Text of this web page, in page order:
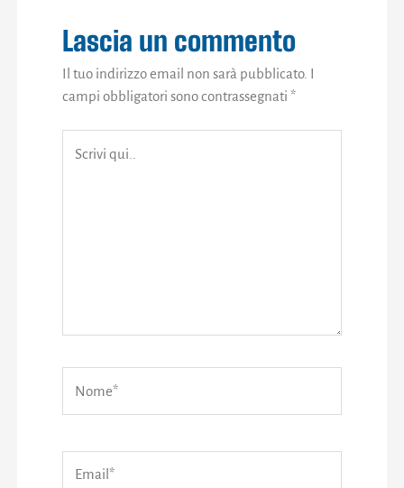
Lascia un commento
Il tuo indirizzo email non sarà pubblicato. I
campi obbligatori sono contrassegnati*
qui..